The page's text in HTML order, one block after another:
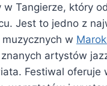
w Tangierze, który
Jest to jedno z
w
artystów
Festiwal oferuje